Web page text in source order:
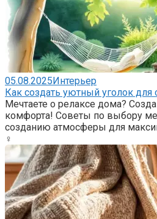
05.08.2025Интерьер
Как создать уютный уголок для
Мечтаете о релаксе дома?
комфорта! Советы по выбору
созданию атмосферы для
♀